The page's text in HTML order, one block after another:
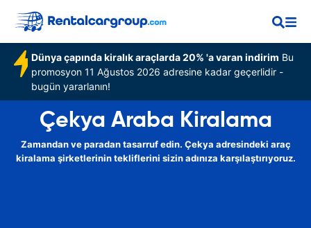
Dünya çapında kiralık araçlarda 20% 'a varan indirim Bu
promosyon 11 Ağustos 2026 adresine kadar geçerlidir -
bugün yararlanın!
Çekya Araba Kiralama
Zamandan ve paradan tasarruf edin. Çekya adresindeki araç
kiralama şirketlerinin tekliflerini sizin adınıza karşılaştırıyoruz.